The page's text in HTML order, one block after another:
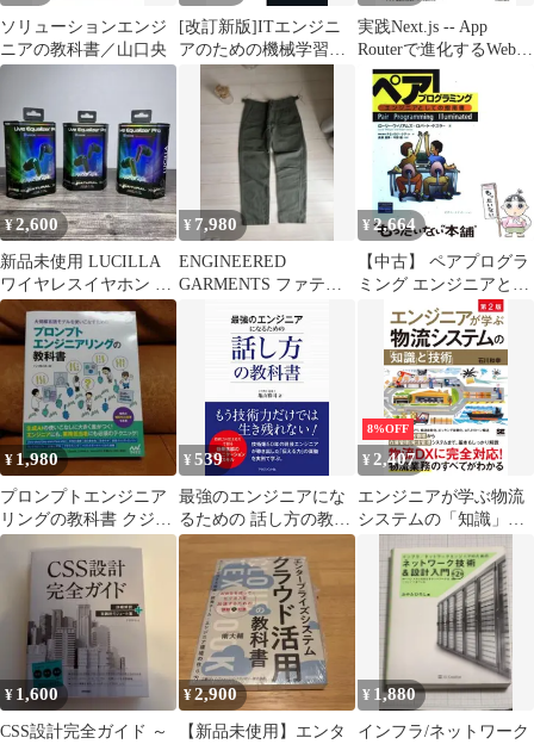
ソリューションエンジ
ニアの教科書／山口央
[改訂新版]ITエンジニ
アのための機械学習理
実践Next.js -- App
Routerで進化するWebア
プリ開発 (エンジニア
選書)
¥2,600
新品未使用 LUCILLA
ワイヤレスイヤホン 3
色セット コスパ最高イ
ヤホン
¥ 7,980
ENGINEERED
GARMENTS ファティ
¥ 2,664
【中古】 ペアプログラ
ミング エンジニアとし
ての指南書 / ローリ
ー・ウィリアムズ ロバ
ート・ケスラー、テク
ノロジックアート / ピ
アソン・エデュケーシ
ョン
¥ 1,980
プロンプトエンジニア
リングの教科書 クジラ
飛行机 マイナビ出版
¥539
最強のエンジニアにな
るための 話し方の教科
書
8%OFF
¥ 2,407
エンジニアが学ぶ物流
システムの「知識」と
¥ 1,600
CSS設計完全ガイド ～
¥2,900
【新品未使用】エンタ
¥ 1,880
インフラ/ネットワーク